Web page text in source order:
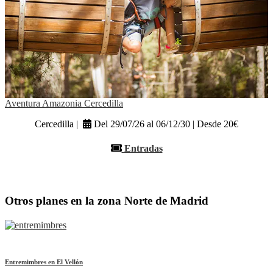
Aventura Amazonia Cercedilla
Cercedilla |
Del 29/07/26 al 06/12/30 | Desde 20€
Entradas
Otros planes en la zona Norte de Madrid
Entremimbres en El Vellón